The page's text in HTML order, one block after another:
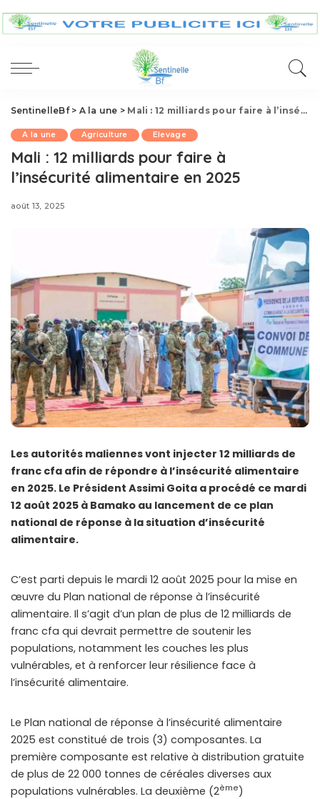
SentinelleBf> A la une > Mali : 12 milliards pour faire à l’insécurité alimentaire en 2025
A la une Agriculture Elevage
Mali : 12 milliards pour faire à
l’insécurité alimentaire en 2025
août 13, 2025
Les autorités maliennes vont injecter 12 milliards de
franc cfa afin de répondre à l’insécurité alimentaire
en 2025. Le Président Assimi Goita a procédé ce mardi
12 août 2025 à Bamako au lancement de ce plan
national de réponse à la situation d’insécurité
alimentaire.
C’est parti depuis le mardi 12 août 2025 pour la mise en
œuvre du Plan national de réponse à l’insécurité
alimentaire. Il s’agit d’un plan de plus de 12 milliards de
franc cfa qui devrait permettre de soutenir les
populations, notamment les couches les plus
vulnérables, et à renforcer leur résilience face à
l’insécurité alimentaire.
Le Plan national de réponse à l’insécurité alimentaire
2025 est constitué de trois (3) composantes. La
première composante est relative à distribution gratuite
de plus de 22 000 tonnes de céréales diverses aux
populations vulnérables. La deuxième (2ème)